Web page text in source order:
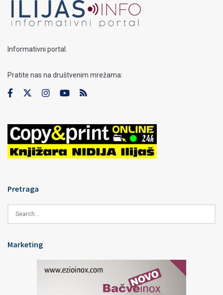
Informativni portal.
Pratite nas na društvenim mrežama:
Pretraga
Marketing